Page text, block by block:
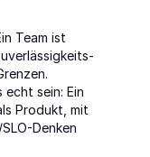
Team ist
sein: Ein
Produkt, mit
Denken